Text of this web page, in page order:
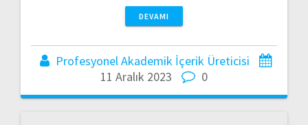
DEVAMI
Profesyonel Akademik İçerik Üreticisi
11 Aralık 2023
0